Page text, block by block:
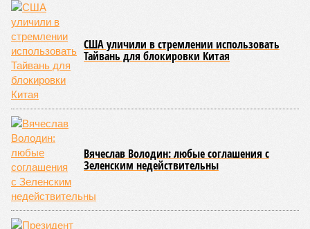
США уличили в стремлении использовать
Тайвань для блокировки Китая
Вячеслав Володин: любые соглашения с
Зеленским недействительны